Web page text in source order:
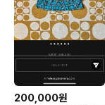
200,000원